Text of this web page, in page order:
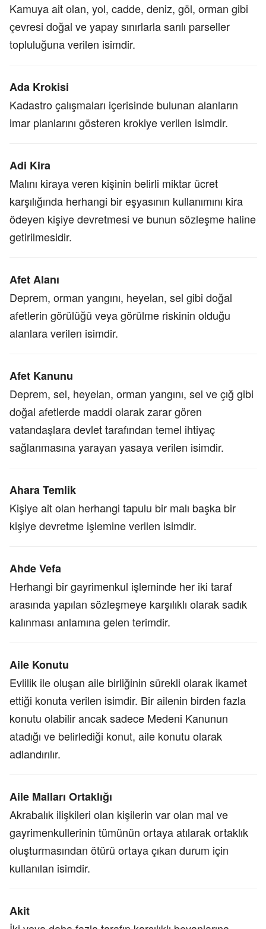
Kamuya ait olan, yol, cadde, deniz, göl, orman gibi
çevresi doğal ve yapay sınırlarla sarılı parseller
topluluğuna verilen isimdir.
Ada Krokisi
Kadastro çalışmaları içerisinde bulunan alanların
imar planlarını gösteren krokiye verilen isimdir.
Adi Kira
Malını kiraya veren kişinin belirli miktar ücret
karşılığında herhangi bir eşyasının kullanımını kira
ödeyen kişiye devretmesi ve bunun sözleşme haline
getirilmesidir.
Afet Alanı
Deprem, orman yangını, heyelan, sel gibi doğal
afetlerin görülüğü veya görülme riskinin olduğu
alanlara verilen isimdir.
Afet Kanunu
Deprem, sel, heyelan, orman yangını, sel ve çığ gibi
doğal afetlerde maddi olarak zarar gören
vatandaşlara devlet tarafından temel ihtiyaç
sağlanmasına yarayan yasaya verilen isimdir.
Ahara Temlik
Kişiye ait olan herhangi tapulu bir malı başka bir
kişiye devretme işlemine verilen isimdir.
Ahde Vefa
Herhangi bir gayrimenkul işleminde her iki taraf
arasında yapılan sözleşmeye karşılıklı olarak sadık
kalınması anlamına gelen terimdir.
Aile Konutu
Evlilik ile oluşan aile birliğinin sürekli olarak ikamet
ettiği konuta verilen isimdir. Bir ailenin birden fazla
konutu olabilir ancak sadece Medeni Kanunun
atadığı ve belirlediği konut, aile konutu olarak
adlandırılır.
Aile Malları Ortaklığı
Akrabalık ilişkileri olan kişilerin var olan mal ve
gayrimenkullerinin tümünün ortaya atılarak ortaklık
oluşturmasından ötürü ortaya çıkan durum için
kullanılan isimdir.
Akit